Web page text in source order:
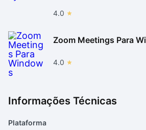
4.0
Zoom Meetings Para
4.0
Informações Técnicas
Plataforma